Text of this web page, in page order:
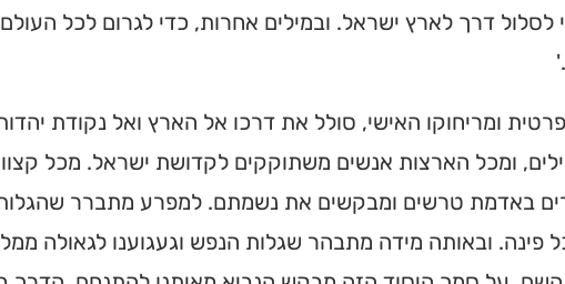
לסלול דרך לארץ ישראל. ובמילים אחרות, כדי לגרום לכל
ומריחוקו האישי, סולל את דרכו אל הארץ ואל נקודת
ומכל הארצות אנשים משתוקקים לקדושת ישראל. מכל
באדמת טרשים ומבקשים את נשמתם. למפרע מתברר
פינה. ובאותה מידה מתבהר שגלות הנפש וגעגוענו לגאולה